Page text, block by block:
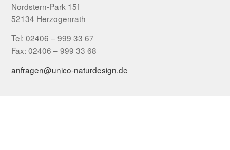
Nordstern-Park 15f
52134 Herzogenrath
Tel: 02406 – 999 33 67
Fax: 02406 – 999 33 68
anfragen@unico-naturdesign.de